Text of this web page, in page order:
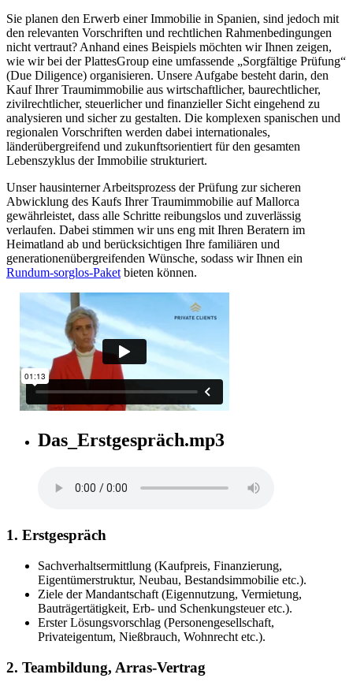
Sie planen den Erwerb einer Immobilie in Spanien, sind jedoch mit
den relevanten Vorschriften und rechtlichen Rahmenbedingungen
nicht vertraut? Anhand eines Beispiels möchten wir Ihnen zeigen,
wie wir bei der PlattesGroup eine umfassende „Sorgfältige Prüfung“
(Due Diligence) organisieren. Unsere Aufgabe besteht darin, den
Kauf Ihrer Traumimmobilie aus wirtschaftlicher, baurechtlicher,
zivilrechtlicher, steuerlicher und finanzieller Sicht eingehend zu
analysieren und sicher zu gestalten. Die komplexen spanischen und
regionalen Vorschriften werden dabei internationales,
länderübergreifend und zukunftsorientiert für den gesamten
Lebenszyklus der Immobilie strukturiert.
Unser hausinterner Arbeitsprozess der Prüfung zur sicheren
Abwicklung des Kaufs Ihrer Traumimmobilie auf Mallorca
gewährleistet, dass alle Schritte reibungslos und zuverlässig
verlaufen. Dabei stimmen wir uns eng mit Ihren Beratern im
Heimatland ab und berücksichtigen Ihre familiären und
generationenübergreifenden Wünsche, sodass wir Ihnen ein
Rundum-sorglos-Paket bieten können.
Das_Erstgespräch.mp3
1. Erstgespräch
Sachverhaltsermittlung (Kaufpreis, Finanzierung,
Eigentümerstruktur, Neubau, Bestandsimmobilie etc.).
Ziele der Mandantschaft (Eigennutzung, Vermietung,
Bauträgertätigkeit, Erb- und Schenkungsteuer etc.).
Erster Lösungsvorschlag (Personengesellschaft,
Privateigentum, Nießbrauch, Wohnrecht etc.).
2. Teambildung, Arras-Vertrag